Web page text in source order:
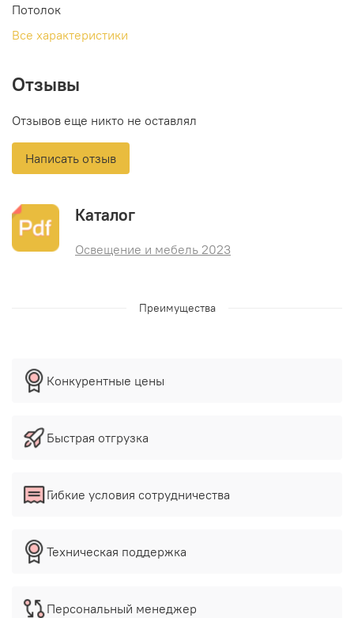
Потолок
Все характеристики
Отзывы
Отзывов еще никто не оставлял
Написать отзыв
Каталог
Освещение и мебель 2023
Преимущества
Конкурентные цены
Быстрая отгрузка
Гибкие условия сотрудничества
Техническая поддержка
Персональный менеджер